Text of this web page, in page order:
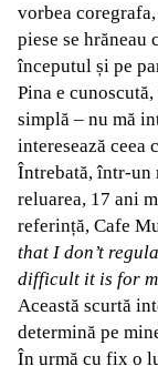
vorbea
piese se hrăneau
începutul și pe
Pina e
simplă – nu mă
interesează ceea
Întrebată, într-un
reluarea, 17 ani
referință, Cafe
that I don’t
difficult it is for
Această scurtă
determină pe
În urmă cu fix o